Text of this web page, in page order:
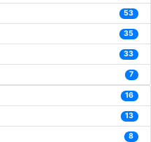
53
35
33
7
16
13
8